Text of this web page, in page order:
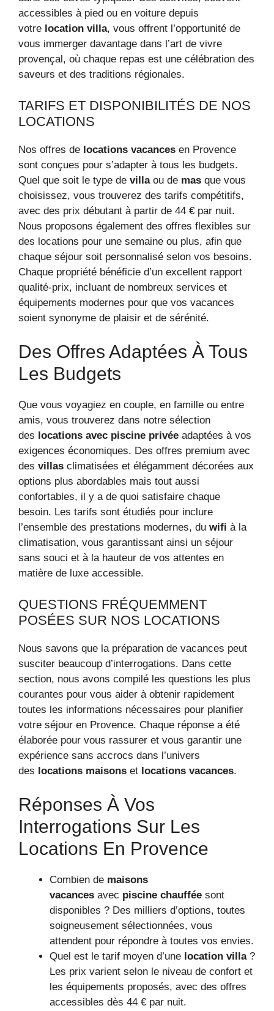
accessibles à pied ou en voiture depuis
votre location villa, vous offrent l’opportunité de
vous immerger davantage dans l’art de vivre
provençal, où chaque repas est une célébration des
saveurs et des traditions régionales.
TARIFS ET DISPONIBILITÉS DE NOS
LOCATIONS
Nos offres de locations vacances en Provence
sont conçues pour s’adapter à tous les budgets.
Quel que soit le type de villaou de mas que vous
choisissez, vous trouverez des tarifs compétitifs,
avec des prix débutant à partir de 44 € par nuit.
Nous proposons également des offres flexibles sur
des locations pour une semaine ou plus, afin que
chaque séjour soit personnalisé selon vos besoins.
Chaque propriété bénéficie d’un excellent rapport
qualité-prix, incluant de nombreux services et
équipements modernes pour que vos vacances
soient synonyme de plaisir et de sérénité.
Des Offres Adaptées À Tous
Les Budgets
Que vous voyagiez en couple, en famille ou entre
amis, vous trouverez dans notre sélection
des locations avec piscine privée adaptées à vos
exigences économiques. Des offres premium avec
des villas climatisées et élégamment décorées aux
options plus abordables mais tout aussi
confortables, il y a de quoi satisfaire chaque
besoin. Les tarifs sont étudiés pour inclure
l’ensemble des prestations modernes, du wifi à la
climatisation, vous garantissant ainsi un séjour
sans souci et à la hauteur de vos attentes en
matière de luxe accessible.
QUESTIONS FRÉQUEMMENT
POSÉES SUR NOS LOCATIONS
Nous savons que la préparation de vacances peut
susciter beaucoup d’interrogations. Dans cette
section, nous avons compilé les questions les plus
courantes pour vous aider à obtenir rapidement
toutes les informations nécessaires pour planifier
votre séjour en Provence. Chaque réponse a été
élaborée pour vous rassurer et vous garantir une
expérience sans accrocs dans l’univers
des locations maisons et locations vacances.
Réponses À Vos
Interrogations Sur Les
Locations En Provence
Combien de maisons
vacances avec piscine chauffée sont
disponibles ? Des milliers d’options, toutes
soigneusement sélectionnées, vous
attendent pour répondre à toutes vos envies.
Quel est le tarif moyen d’une location villa?
Les prix varient selon le niveau de confort et
les équipements proposés, avec des offres
accessibles dès 44 € par nuit.